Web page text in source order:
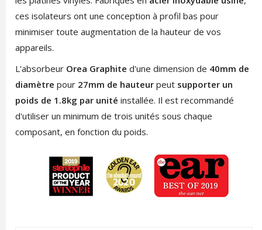
ces isolateurs ont une conception à profil bas pour
minimiser toute augmentation de la hauteur de vos
appareils.
L'absorbeur Orea Graphite d'une dimension de 40mm de
diamètre pour 27mm de hauteurpeut supporter un
poids de 1.8kg par unité installée. Il est recommandé
d'utiliser un minimum de trois unités sous chaque
composant, en fonction du poids.